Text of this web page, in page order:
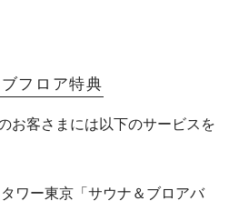
フロア特典
お客さまには以下のサービスを
ワー東京「サウナ＆ブロアバ